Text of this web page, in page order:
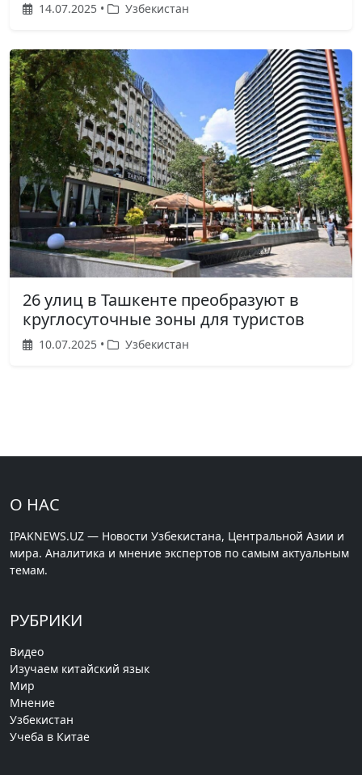
14.07.2025 • Узбекистан
26 улиц в Ташкенте преобразуют в
круглосуточные зоны для туристов
10.07.2025 • Узбекистан
О НАС
IPAKNEWS.UZ — Новости Узбекистана, Центральной Азии и
мира. Аналитика и мнение экспертов по самым актуальным
темам.
РУБРИКИ
Видео
Изучаем китайский язык
Мир
Мнение
Узбекистан
Учеба в Китае